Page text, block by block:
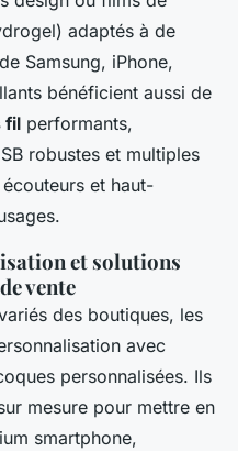
adaptés à de
Samsung, iPhone,
bénéficient aussi de
fil performants,
robustes et multiples
et haut-
et solutions
vente
des boutiques, les
avec
personnalisées. Ils
mesure pour mettre en
smartphone,